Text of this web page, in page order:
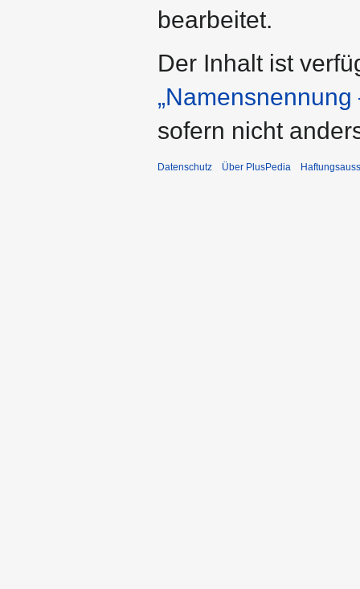
bearbeitet.
Der Inhalt ist
sofern nicht
Datenschutz Über PlusPedia